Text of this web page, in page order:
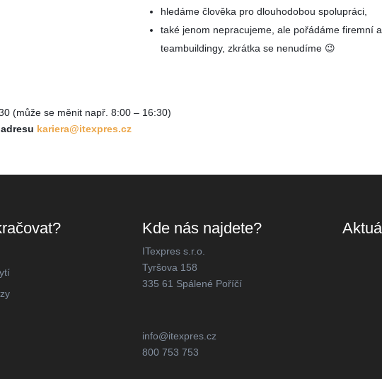
hledáme člověka pro dlouhodobou spolupráci,
také jenom nepracujeme, ale pořádáme firemní
teambuildingy, zkrátka se nenudíme 😉
(může se měnit např. 8:00 – 16:30)
kariera@itexpres.cz
Kde nás najdete?
ITexpres s.r.o.
Tyršova 158
335 61 Spálené Poříčí
info@itexpres.cz
800 753 753